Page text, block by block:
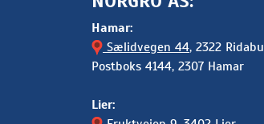
Hamar:
Sælidvegen 44, 2322 Ridabu
Postboks 4144, 2307 Hamar
Lier: